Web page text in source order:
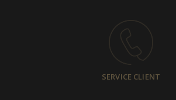
SERVICE CLIENT